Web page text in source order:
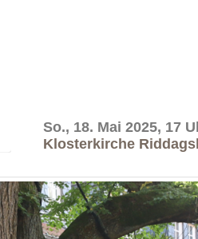
So., 18. Mai 2025, 17
Klosterkirche